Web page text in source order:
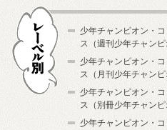
少年チャンピオン・コ
ス（週刊少年チャンピ
少年チャンピオン・コ
ス（月刊少年チャンピ
少年チャンピオン・コ
ス（別冊少年チャンピ
少年チャンピオン・コ